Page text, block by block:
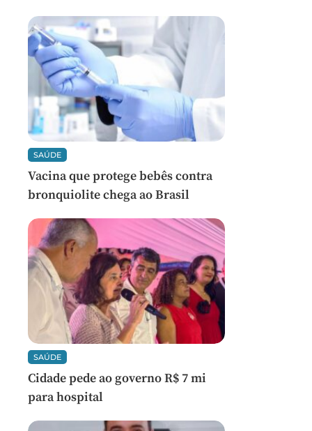
SAÚDE
Vacina que protege bebês contra
bronquiolite chega ao Brasil
SAÚDE
Cidade pede ao governo R$ 7 mi
para hospital